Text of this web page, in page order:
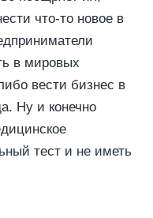
что-то новое в
в мировых
вести бизнес в
Ну и конечно
тест и не иметь